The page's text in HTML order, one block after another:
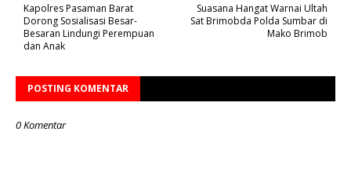
Suasana Hangat Warnai Ultah
Sat Brimobda Polda Sumbar di
Mako Brimob
Kapolres Pasaman Barat
Dorong Sosialisasi Besar-
Besaran Lindungi Perempuan
dan Anak
POSTING KOMENTAR
0 Komentar